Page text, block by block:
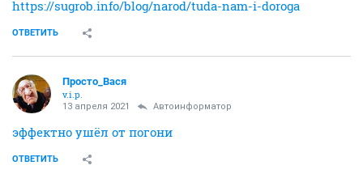
https://sugrob.info/blog/narod/tuda-nam-i-doroga
ОТВЕТИТЬ
Просто_Вася
v.i.p.
13 апреля 2021 Автоинформатор
эффектно ушёл от погони
ОТВЕТИТЬ